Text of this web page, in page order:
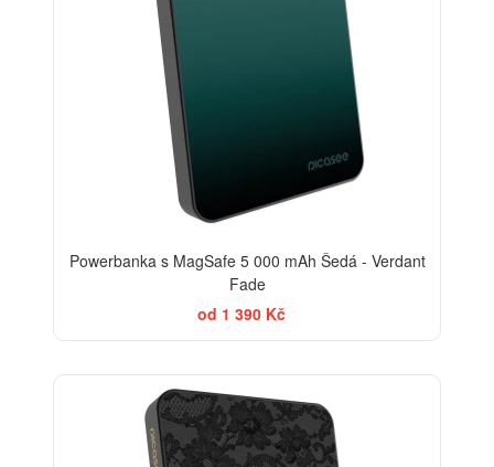
Powerbanka s MagSafe 5 000 mAh Šedá - Verdant
Fade
od 1 390 Kč